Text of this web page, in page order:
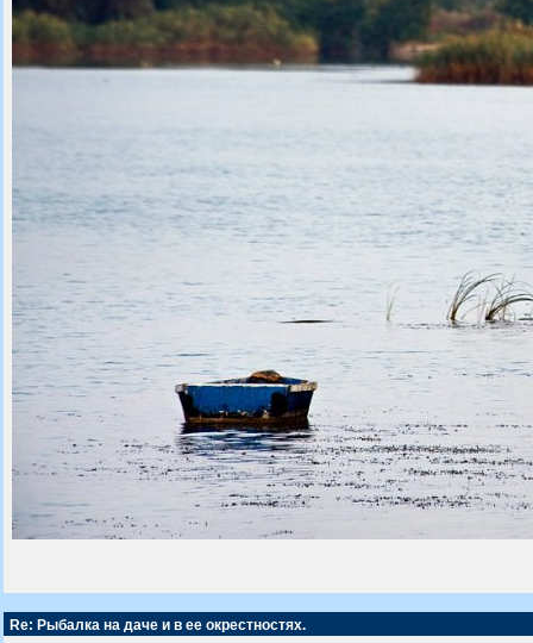
Re: Рыбалка на даче и в ее окрестностях.